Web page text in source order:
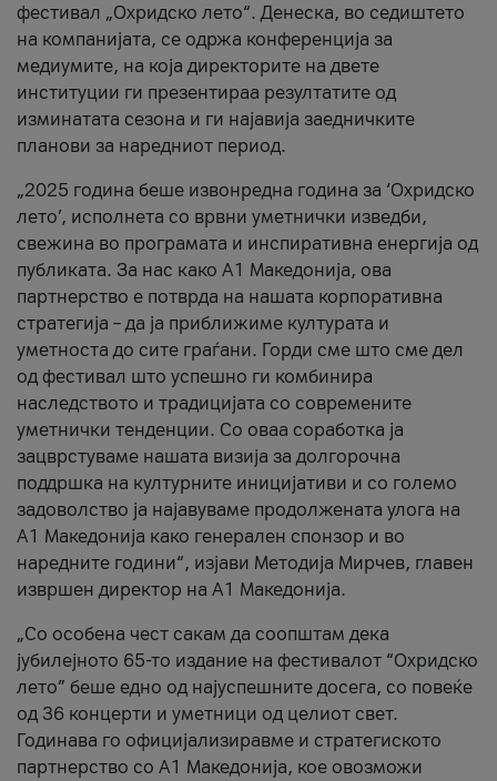
фестивал „Охридско лето“. Денеска, во седиштето
на компанијата, се одржа конференција за
медиумите, на која директорите на двете
институции ги презентираа резултатите од
изминатата сезона и ги најавија заедничките
планови за наредниот период.
„2025 година беше извонредна година за ‘Охридско
лето’, исполнета со врвни уметнички изведби,
свежина во програмата и инспиративна енергија од
публиката. За нас како A1 Македонија, ова
партнерство е потврда на нашата корпоративна
стратегија – да ја приближиме културата и
уметноста до сите граѓани. Горди сме што сме дел
од фестивал што успешно ги комбинира
наследството и традицијата со современите
уметнички тенденции. Со оваа соработка ја
зацврстуваме нашата визија за долгорочна
поддршка на културните иницијативи и со големо
задоволство ја најавуваме продолжената улога на
A1 Македонија како генерален спонзор и во
наредните години“, изјави Методија Мирчев, главен
извршен директор на A1 Македонија.
„Со особена чест сакам да соопштам дека
јубилејното 65-то издание на фестивалот “Охридско
лето” беше едно од најуспешните досега, со повеќе
од 36 концерти и уметници од целиот свет.
Годинава го официјализиравме и стратегиското
партнерство со А1 Македонија, кое овозможи